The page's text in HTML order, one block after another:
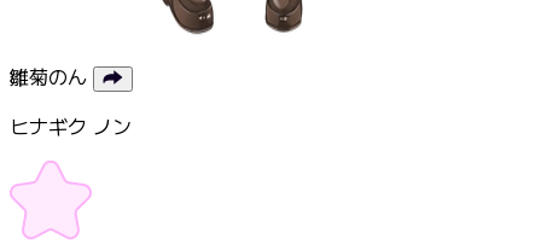
雛菊のん
ヒナギク ノン